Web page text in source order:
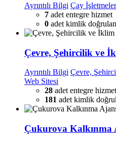
Ayrıntılı Bilgi Çay
7 adet entegre hizmet
0 adet kimlik
Çevre, Şehircilik ve
Ayrıntılı Bilgi Çevre,
Web Sitesi
28 adet entegre hizmet
181 adet kimlik
Çukurova Kalkınma